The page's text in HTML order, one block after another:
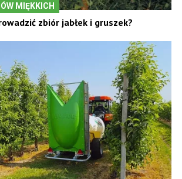
MIĘKKICH
zbiór jabłek i gruszek?